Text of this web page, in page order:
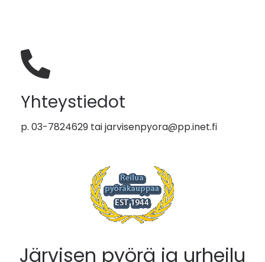
Yhteystiedot
p. 03-7824629 taijarvisenpyora@pp.inet.fi
Järvisen pyörä ja urheilu